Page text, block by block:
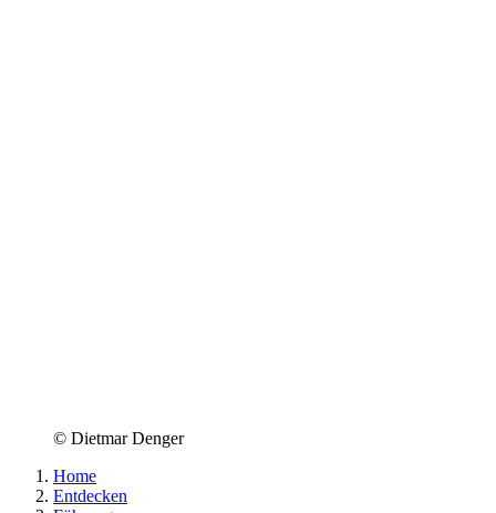
© Dietmar Denger
Home
Entdecken